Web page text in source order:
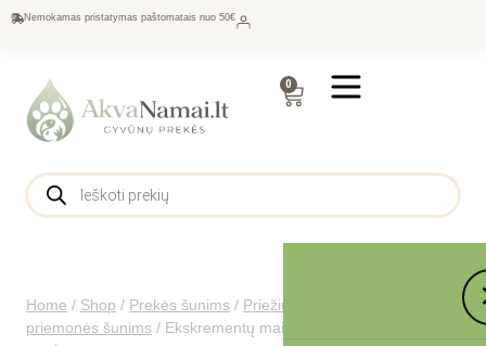
Nemokamas pristatymas paštomatais nuo 50€
0
Home / Shop / Prekės šunims / Priežiūra šunims
priemonės šunims / Ekskrementų maišelių dėklas Shiva,